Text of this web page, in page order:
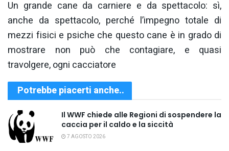
Un grande cane da carniere e da spettacolo: sì,
anche da spettacolo, perché l’impegno totale di
mezzi fisici e psiche che questo cane è in grado di
mostrare non può che contagiare, e quasi
travolgere, ogni cacciatore
Potrebbe piacerti anche..
Il WWF chiede alle Regioni di sospendere la
caccia per il caldo e la siccità
7 AGOSTO 2026